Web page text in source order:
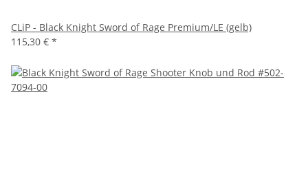
CLiP - Black Knight Sword of Rage Premium/LE (gelb)
115,30 € *